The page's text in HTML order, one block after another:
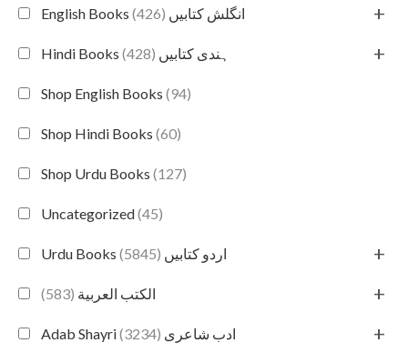
English Books انگلش کتابیں (426) +
Hindi Books ہندی کتابیں (428) +
Shop English Books (94)
Shop Hindi Books (60)
Shop Urdu Books (127)
Uncategorized(45)
Urdu Books اردو کتابیں (5845) +
الكتب العربية (583) +
Adab Shayri ادب شاعری (3234) +